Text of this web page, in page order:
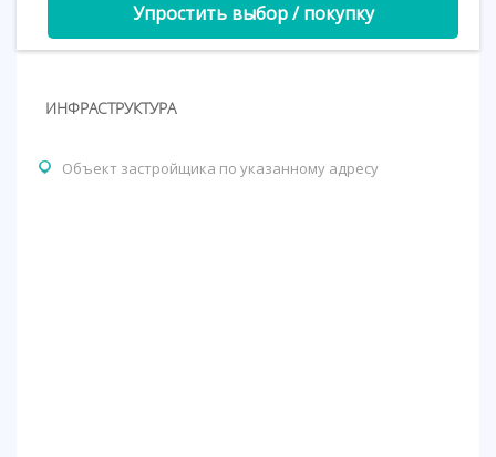
ИНФРАСТРУКТУРА
Объект застройщика по указанному адресу
Упростить выбор / покупку